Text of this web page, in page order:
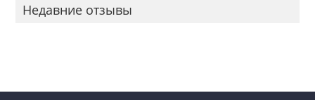
Недавние отзывы